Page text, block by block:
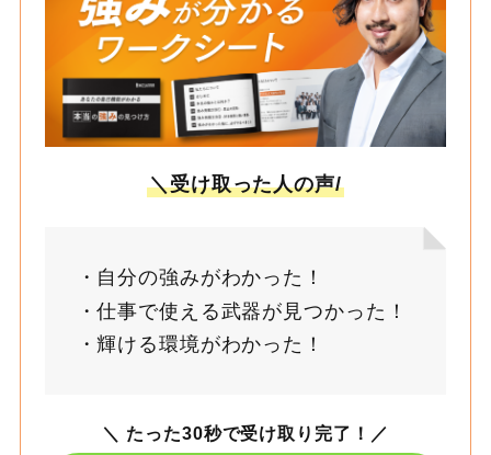
＼受け取った人の声/
自分の強みがわかった！
仕事で使える武器が見つかった！
輝ける環境がわかった！
＼ たった30秒で受け取り完了！ ／